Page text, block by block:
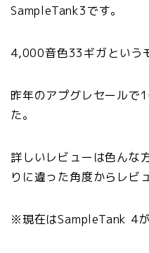
SampleTank3です。
4,000音色33ギガという
昨年のアプグレセールで
た。
詳しいレビューは色んな
りに違った角度からレビ
※現在はSampleTank 4が